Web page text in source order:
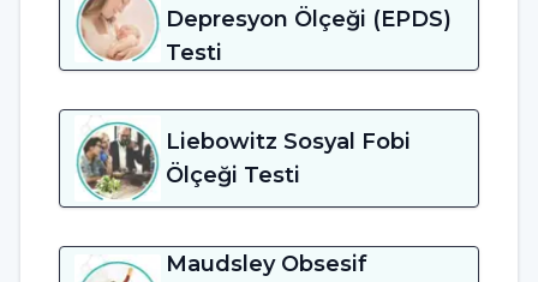
Depresyon Ölçeği (EPDS)
Testi
Liebowitz Sosyal Fobi
Ölçeği Testi
Maudsley Obsesif